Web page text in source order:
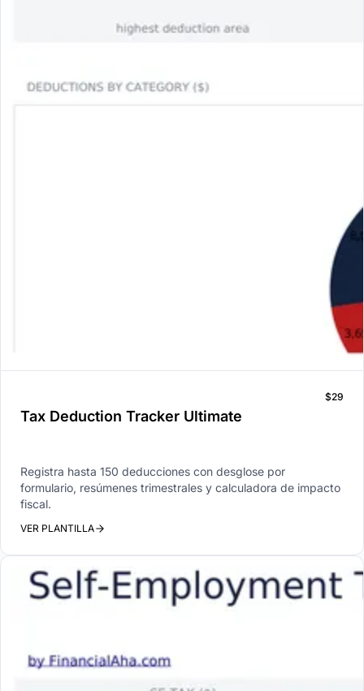
Tax Deduction Tracker Ultimate
$29
Registra hasta 150 deducciones con desglose por
formulario, resúmenes trimestrales y calculadora de impacto
fiscal.
VER PLANTILLA